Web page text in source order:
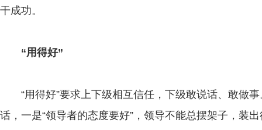
干成功。
“用得好”
“用得好”要求上下级相互信任，下级敢说话、敢做事
话，一是“领导者的态度要好”，领导不能总摆架子，装